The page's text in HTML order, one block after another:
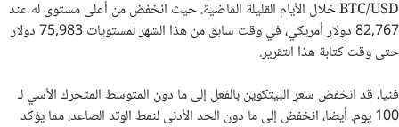
BTC/USD خلال الأيام القليلة الماضية. حيث انخفض من أعلى مستوى له عند
82,767 دولار أمريكي، في وقت سابق من هذا الشهر لمستويات 75,983 دولار
حتى وقت كتابة هذا التقرير.
فنيا، قد انخفض سعر البيتكوين بالفعل إلى ما دون المتوسط المتحرك الأسي لـ
100 يوم. أيضا، انخفض إلى ما دون الحد الأدنى لنمط الوتد الصاعد، مما يؤكد